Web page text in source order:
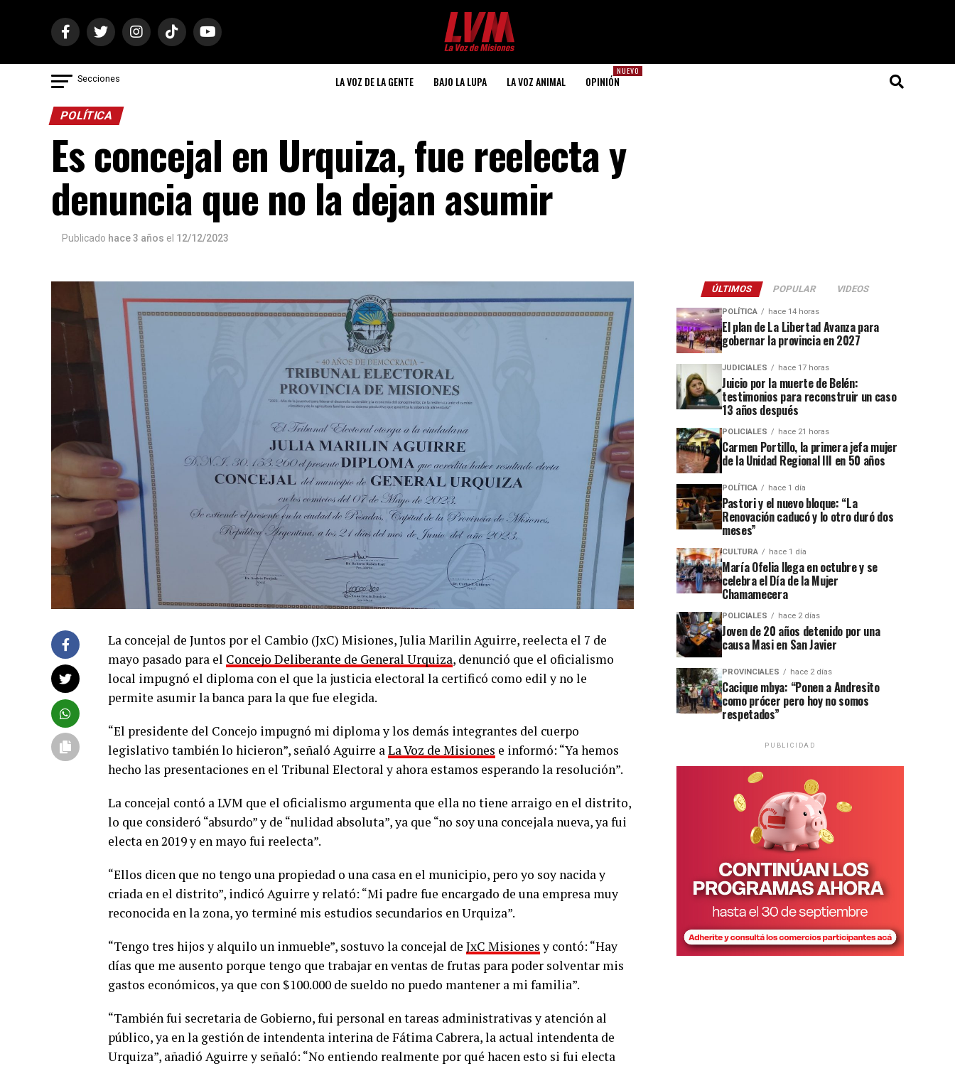
Secciones LA VOZ DE LA GENTE BAJO LA LUPA LA VOZ ANIMAL
NUEVO
OPINIÓN
POLÍTICA
Es concejal en Urquiza, fue reelecta y
denuncia que no la dejan asumir
Publicado hace 3 años el 12/12/2023
La concejal de Juntos por el Cambio (JxC) Misiones, Julia Marilin Aguirre, reelecta el 7 de
mayo pasado para el Concejo Deliberante de General Urquiza, denunció que el oficialismo
local impugnó el diploma con el que la justicia electoral la certificó como edil y no le
permite asumir la banca para la que fue elegida.
“El presidente del Concejo impugnó mi diploma y los demás integrantes del cuerpo
legislativo también lo hicieron”, señaló Aguirre aLa Voz de Misiones e informó: “Ya hemos
hecho las presentaciones en el Tribunal Electoral y ahora estamos esperando la resolución”.
La concejal contó a LVM que el oficialismo argumenta que ella no tiene arraigo en el distrito,
lo que consideró “absurdo” y de “nulidad absoluta”, ya que “no soy una concejala nueva, ya fui
electa en 2019 y en mayo fui reelecta”.
“Ellos dicen que no tengo una propiedad o una casa en el municipio, pero yo soy nacida y
criada en el distrito”, indicó Aguirre y relató: “Mi padre fue encargado de una empresa muy
reconocida en la zona, yo terminé mis estudios secundarios en Urquiza”.
“Tengo tres hijos y alquilo un inmueble”, sostuvo la concejal de JxC Misionesy contó: “Hay
días que me ausento porque tengo que trabajar en ventas de frutas para poder solventar mis
gastos económicos, ya que con $100.000 de sueldo no puedo mantener a mi familia”.
“También fui secretaria de Gobierno, fui personal en tareas administrativas y atención al
público, ya en la gestión de intendenta interina de Fátima Cabrera, la actual intendenta de
Urquiza”, añadió Aguirre y señaló: “No entiendo realmente por qué hacen esto si fui electa
ÚLTIMOS POPULAR VIDEOS
POLÍTICA hace 14 horas
El plan de La Libertad Avanza para
gobernar la provincia en 2027
JUDICIALES hace 17 horas
Juicio por la muerte de Belén:
testimonios para reconstruir un caso
13 años después
POLICIALES hace 21 horas
Carmen Portillo, la primera jefa mujer
de la Unidad Regional III en 50 años
POLÍTICA hace 1 día
Pastori y el nuevo bloque: “La
Renovación caducó y lo otro duró dos
meses”
CULTURA hace 1 día
María Ofelia llega en octubre y se
celebra el Día de la Mujer
Chamamecera
POLICIALES hace 2 días
Joven de 20 años detenido por una
causa Masi en San Javier
PROVINCIALES hace 2 días
Cacique mbya: “Ponen a Andresito
como prócer pero hoy no somos
respetados”
PUBLICIDAD